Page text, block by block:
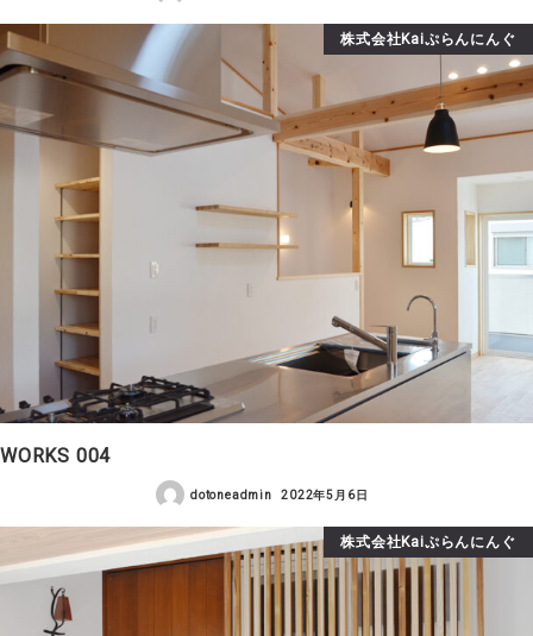
株式会社Kaiぷらんにんぐ
WORKS 004
dotoneadmin 2022年5月6日
株式会社Kaiぷらんにんぐ